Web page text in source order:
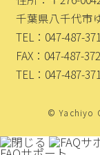
千葉県八千代市
TEL：047-487-
FAX：047-487-
TEL：047-487-
© Yachiyo